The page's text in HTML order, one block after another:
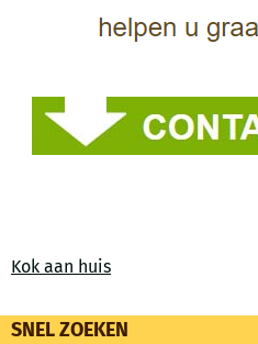
Kok aan huis
SNEL ZOEKEN